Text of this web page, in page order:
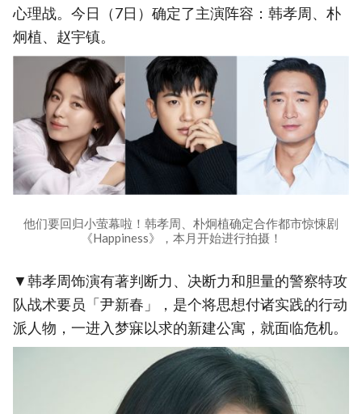
心理战。今日（7日）确定了主演阵容：韩孝周、朴
炯植、赵宇镇。
他们要回归小萤幕啦！韩孝周、朴炯植确定合作都市惊悚剧
《Happiness》，本月开始进行拍摄！
▼韩孝周饰演有著判断力、决断力和胆量的警察特攻
队战术要员「尹新春」，是个将思想付诸实践的行动
派人物，一进入梦寐以求的新建公寓，就面临危机。